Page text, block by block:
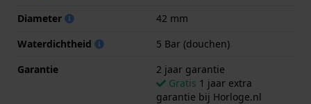
Diameter
42 mm
Waterdichtheid
5 Bar (douchen)
Garantie
2 jaar garantie
Gratis 1 jaar extra
garantie bij Horloge.nl